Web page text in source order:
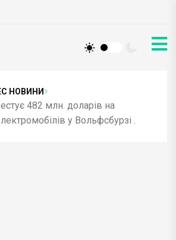
НОВИНИ
482 млн. доларів на
у Вольфсбурзі .